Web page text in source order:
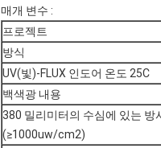
매개 변수 :
프로젝트
방식
UV(빛)-FLUX 인도어 온도 25C
백색광 내용
380 밀리미터의 수심에 있는 방
(≥1000uw/cm2)